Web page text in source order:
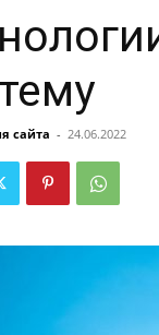
сайта - 24.06.2022